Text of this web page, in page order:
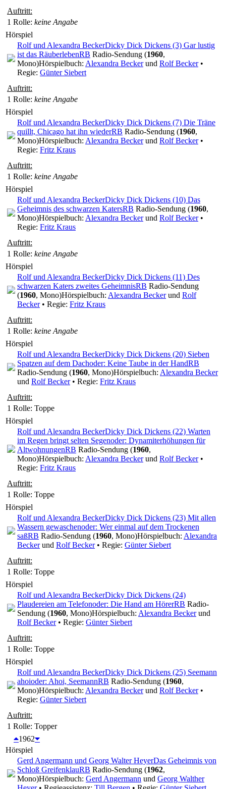
Auftritt:
1 Rolle: keine Angabe
Hörspiel
Rolf und Alexandra BeckerDicky Dick Dickens (3) Gar lustig
ist das RäuberlebenRB Radio-Sendung (1960,
Mono)Hörspielbuch: Alexandra Beckerund Rolf Becker•
Regie: Günter Siebert
Auftritt:
1 Rolle: keine Angabe
Hörspiel
Rolf und Alexandra BeckerDicky Dick Dickens (7) Die Träne
quillt, Chicago hat ihn wiederRB Radio-Sendung (1960,
Mono)Hörspielbuch: Alexandra Beckerund Rolf Becker•
Regie: Fritz Kraus
Auftritt:
1 Rolle: keine Angabe
Hörspiel
Rolf und Alexandra BeckerDicky Dick Dickens (10) Das
Geheimnis des schwarzen KatersRB Radio-Sendung (1960,
Mono)Hörspielbuch: Alexandra Beckerund Rolf Becker•
Regie: Fritz Kraus
Auftritt:
1 Rolle: keine Angabe
Hörspiel
Rolf und Alexandra BeckerDicky Dick Dickens (11) Des
schwarzen Katers zweites GeheimnisRB Radio-Sendung
(1960, Mono)Hörspielbuch: Alexandra Beckerund Rolf
Becker• Regie: Fritz Kraus
Auftritt:
1 Rolle: keine Angabe
Hörspiel
Rolf und Alexandra BeckerDicky Dick Dickens (20) Sieben
Spatzen auf dem Dachoder: Keine Taube in der HandRB
Radio-Sendung (1960, Mono)Hörspielbuch: Alexandra Becker
und Rolf Becker• Regie: Fritz Kraus
Auftritt:
1 Rolle: Toppe
Hörspiel
Rolf und Alexandra BeckerDicky Dick Dickens (22) Warten
im Regen bringt selten Segenoder: Dynamiterhöhungen für
AltwohnungenRB Radio-Sendung (1960,
Mono)Hörspielbuch: Alexandra Beckerund Rolf Becker•
Regie: Fritz Kraus
Auftritt:
1 Rolle: Toppe
Hörspiel
Rolf und Alexandra BeckerDicky Dick Dickens (23) Mit allen
Wassern gewaschenoder: Wer einmal auf dem Trockenen
saßRB Radio-Sendung (1960, Mono)Hörspielbuch: Alexandra
Beckerund Rolf Becker• Regie: Günter Siebert
Auftritt:
1 Rolle: Toppe
Hörspiel
Rolf und Alexandra BeckerDicky Dick Dickens (24)
Plaudereien am Telefonoder: Die Hand am HörerRB Radio-
Sendung (1960, Mono)Hörspielbuch: Alexandra Beckerund
Rolf Becker• Regie: Günter Siebert
Auftritt:
1 Rolle: Toppe
Hörspiel
Rolf und Alexandra BeckerDicky Dick Dickens (25) Seemann
ahoioder: Ahoi, SeemannRB Radio-Sendung (1960,
Mono)Hörspielbuch: Alexandra Beckerund Rolf Becker•
Regie: Günter Siebert
Auftritt:
1 Rolle: Topper
1962
Hörspiel
Gerd Angermann und Georg Walter HeyerDas Geheimnis von
Schloß GreifenklauRB Radio-Sendung (1962,
Mono)Hörspielbuch: Gerd Angermann und Georg Walther